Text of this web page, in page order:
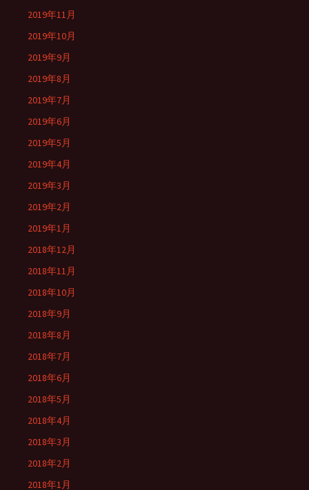
2019年11月
2019年10月
2019年9月
2019年8月
2019年7月
2019年6月
2019年5月
2019年4月
2019年3月
2019年2月
2019年1月
2018年12月
2018年11月
2018年10月
2018年9月
2018年8月
2018年7月
2018年6月
2018年5月
2018年4月
2018年3月
2018年2月
2018年1月